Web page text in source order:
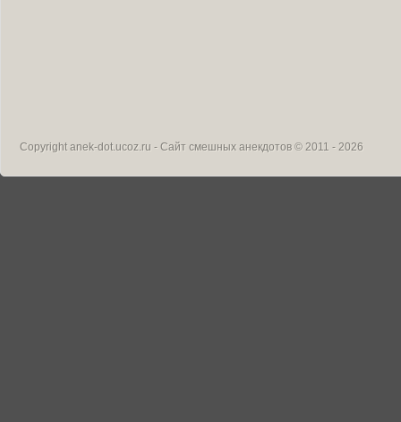
Copyrightanek-dot.ucoz.ru - Сайт смешных анекдотов © 2011 - 2026